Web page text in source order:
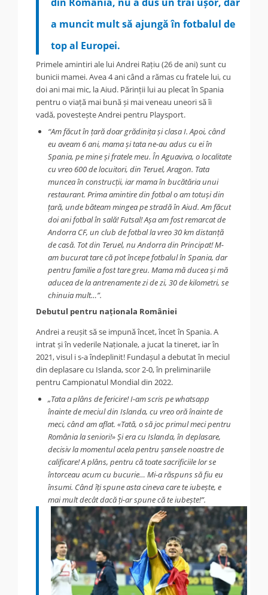
a muncit mult să ajungă în fotbalul de
top al Europei.
Primele amintiri ale lui Andrei Rațiu (26 de ani) sunt cu
bunicii mamei. Avea 4 ani când a rămas cu fratele lui, cu
doi ani mai mic, la Aiud. Părinții lui au plecat în Spania
pentru o viață mai bună și mai veneau uneori să îi
vadă, povestește Andrei pentru Playsport.
“Am făcut în țară doar grădinița și clasa I. Apoi, când
eu aveam 6 ani, mama și tata ne-au adus cu ei în
Spania, pe mine și fratele meu. În Aguaviva, o localitate
cu vreo 600 de locuitori, din Teruel, Aragon. Tata
muncea în construcții, iar mama în bucătăria unui
restaurant. Prima amintire din fotbal o am totuși din
țară, unde băteam mingea pe stradă în Aiud.Am făcut
doi ani fotbal în sală! Futsal! Așa am fost remarcat de
Andorra CF, un club de fotbal la vreo 30 km distanță
de casă. Tot din Teruel, nu Andorra din Principat! M-
am bucurat tare că pot începe fotbalul în Spania, dar
pentru familie a fost tare greu. Mama mă ducea și mă
aducea de la antrenamente zi de zi, 30 de kilometri, se
chinuia mult…”.
Debutul pentru naționala României
Andrei a reușit să se impună încet, încet în Spania. A
intrat și în vederile Naționale, a jucat la tineret, iar în
2021, visul i s-a îndeplinit! Fundașul a debutat în meciul
din deplasare cu Islanda, scor 2-0, în preliminariile
pentru Campionatul Mondial din 2022.
„Tata a plâns de fericire! I-am scris pe whatsapp
înainte de meciul din Islanda, cu vreo oră înainte de
meci, când am aflat. «Tată, o să joc primul meci pentru
România la seniori!» Și era cu Islanda, în deplasare,
decisiv la momentul acela pentru șansele noastre de
calificare! A plâns, pentru că toate sacrificiile lor se
întorceau acum cu bucurie… Mi-a răspuns să fiu eu
însumi. Când îți spune asta cineva care te iubește, e
mai mult decât dacă ți-ar spune că te iubește!”.